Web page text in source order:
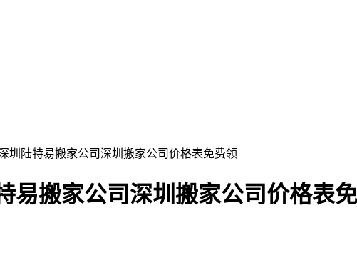
圳陆特易搬家公司深圳搬家公司价格表免费领
易搬家公司深圳搬家公司价格表